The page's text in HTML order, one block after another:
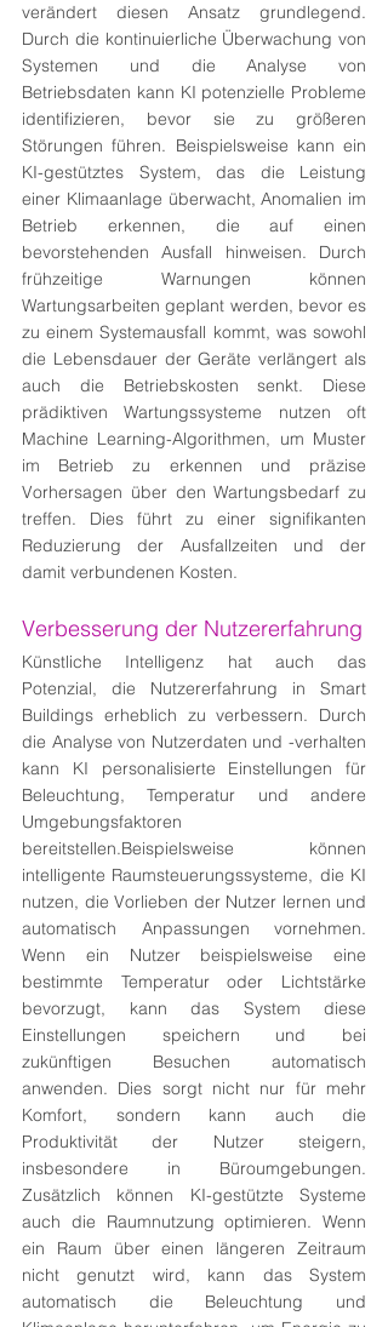
verändert diesen Ansatz grundlegend.
Durch die kontinuierliche Überwachung von
Systemen und die Analyse von
Betriebsdaten kann KI potenzielle Probleme
identifizieren, bevor sie zu größeren
Störungen führen. Beispielsweise kann ein
KI-gestütztes System, das die Leistung
einer Klimaanlage überwacht, Anomalien im
Betrieb erkennen, die auf einen
bevorstehenden Ausfall hinweisen. Durch
frühzeitige Warnungen können
Wartungsarbeiten geplant werden, bevor es
zu einem Systemausfall kommt, was sowohl
die Lebensdauer der Geräte verlängert als
auch die Betriebskosten senkt. Diese
prädiktiven Wartungssysteme nutzen oft
Machine Learning-Algorithmen, um Muster
im Betrieb zu erkennen und präzise
Vorhersagen über den Wartungsbedarf zu
treffen. Dies führt zu einer signifikanten
Reduzierung der Ausfallzeiten und der
damit verbundenen Kosten.
Verbesserung der Nutzererfahrung
Künstliche Intelligenz hat auch das
Potenzial, die Nutzererfahrung in Smart
Buildings erheblich zu verbessern. Durch
die Analyse von Nutzerdaten und -verhalten
kann KI personalisierte Einstellungen für
Beleuchtung, Temperatur und andere
Umgebungsfaktoren
bereitstellen.Beispielsweise können
intelligente Raumsteuerungssysteme, die KI
nutzen, die Vorlieben der Nutzer lernen und
automatisch Anpassungen vornehmen.
Wenn ein Nutzer beispielsweise eine
bestimmte Temperatur oder Lichtstärke
bevorzugt, kann das System diese
Einstellungen speichern und bei
zukünftigen Besuchen automatisch
anwenden. Dies sorgt nicht nur für mehr
Komfort, sondern kann auch die
Produktivität der Nutzer steigern,
insbesondere in Büroumgebungen.
Zusätzlich können KI-gestützte Systeme
auch die Raumnutzung optimieren. Wenn
ein Raum über einen längeren Zeitraum
nicht genutzt wird, kann das System
automatisch die Beleuchtung und